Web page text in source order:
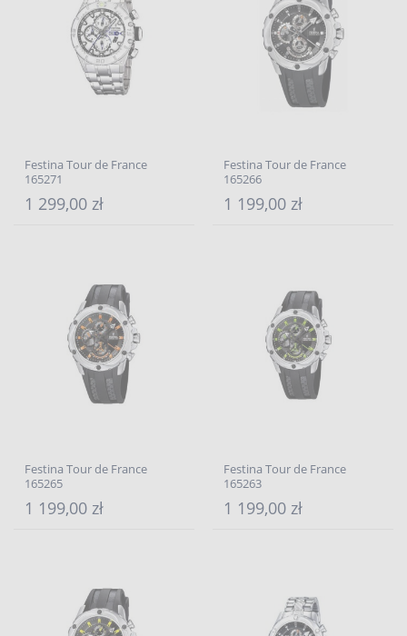
Festina Tour de France
165271
1 299,00 zł
Festina Tour de France
165266
1 199,00 zł
Festina Tour de France
165265
1 199,00 zł
Festina Tour de France
165263
1 199,00 zł